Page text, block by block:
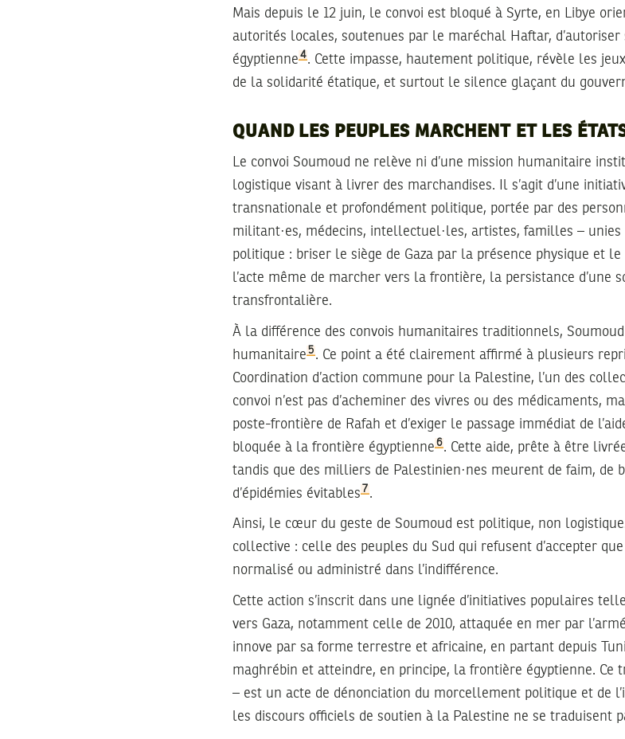
Mais depuis le 12 juin, le convoi est bloqué à Syrte, en Libye
autorités locales, soutenues par le maréchal Haftar,
égyptienne 4 . Cette impasse, hautement politique, révèle les
de la solidarité étatique, et surtout le silence glaçant du
QUAND LES PEUPLES MARCHENT ET LES
Le convoi Soumoud ne relève ni d’une mission humanitaire
logistique visant à livrer des marchandises. Il s’agit d’une
transnationale et profondément politique, portée par des
militant·es, médecins, intellectuel·les, artistes, familles –
politique : briser le siège de Gaza par la présence physique et
l’acte même de marcher vers la frontière, la persistance d’une
transfrontalière.
À la différence des convois humanitaires traditionnels,
humanitaire 5 . Ce point a été clairement affirmé à plusieurs
Coordination d’action commune pour la Palestine, l’un des
convoi n’est pas d’acheminer des vivres ou des médicaments,
poste-frontière de Rafah et d’exiger le passage immédiat de
bloquée à la frontière égyptienne 6 . Cette aide, prête à être
tandis que des milliers de Palestinien·nes meurent de faim, de
d’épidémies évitables 7 .
Ainsi, le cœur du geste de Soumoud est politique, non
collective : celle des peuples du Sud qui refusent d’accepter
normalisé ou administré dans l’indifférence.
Cette action s’inscrit dans une lignée d’initiatives populaires
vers Gaza, notamment celle de 2010, attaquée en mer par
innove par sa forme terrestre et africaine, en partant depuis
maghrébin et atteindre, en principe, la frontière égyptienne. Ce
– est un acte de dénonciation du morcellement politique et de
les discours officiels de soutien à la Palestine ne se traduisent